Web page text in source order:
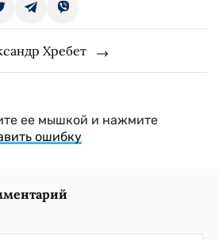
Хребет
ее мышкой и нажмите
ошибку